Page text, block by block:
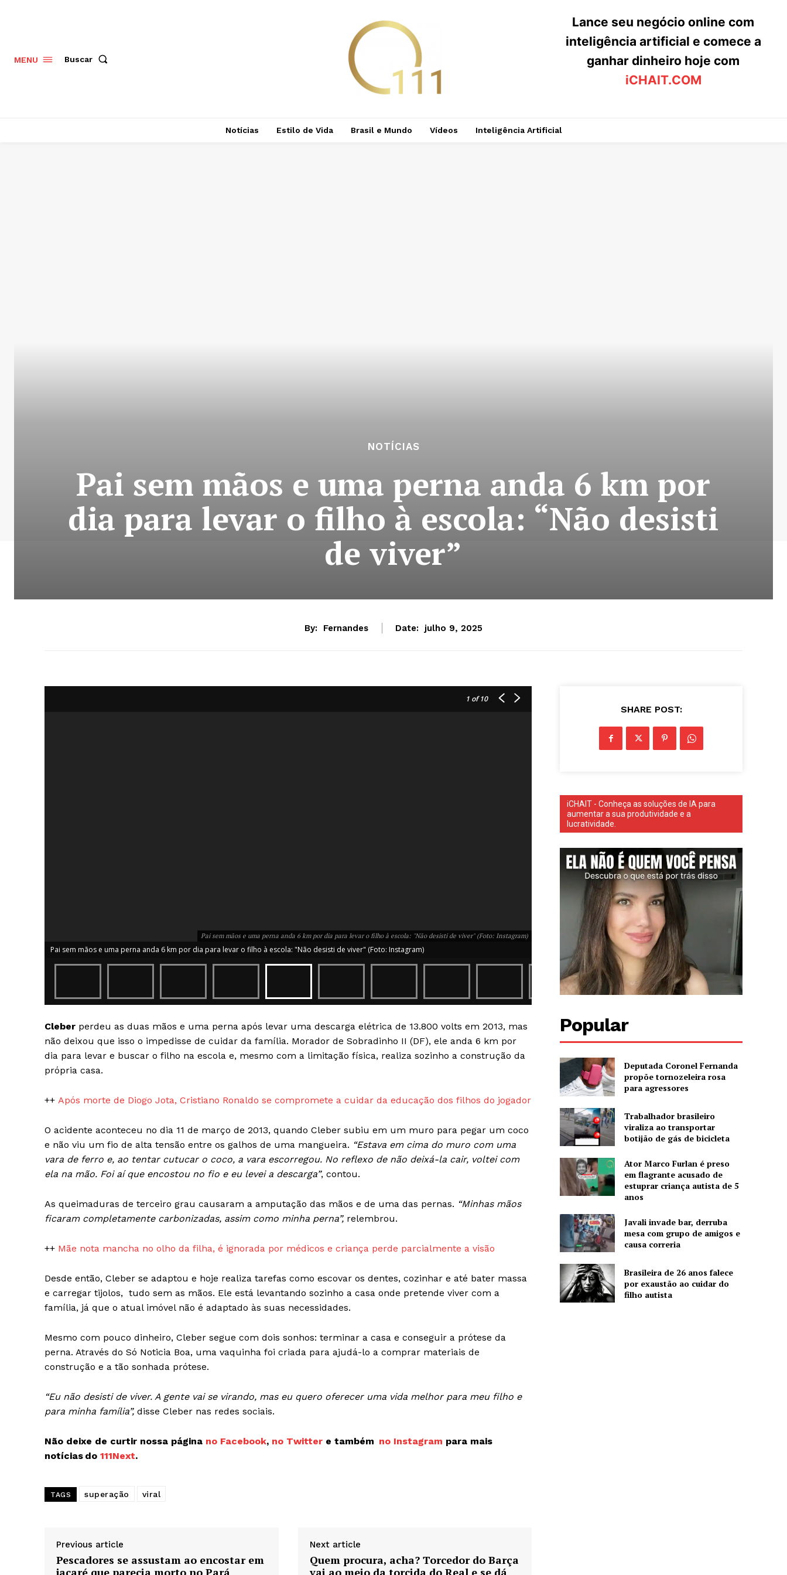
News Week
SUBSCRIBE NOW
Contato
Termos de Serviços
MENU Buscar
Lance seu negócio online com
inteligência artificial e comece a
ganhar dinheiro hoje com
iCHAIT.COM
Notícias Estilo de Vida Brasil e Mundo Vídeos Inteligência Artificial
NOTÍCIAS
Pai sem mãos e uma perna anda 6 km por
dia para levar o filho à escola: “Não desisti
de viver”
By: Fernandes Date: julho 9, 2025
1 of 10
Pai sem mãos e uma perna anda 6 km por dia para levar o filho à escola: "Não desisti de viver" (Foto: Instagram)
Pai sem mãos e uma perna anda 6 km por dia para levar o filho à escola: "Não desisti de viver" (Foto: Instagram)
Cleber perdeu as duas mãos e uma perna após uma descarga elétrica de
Cleber perdeu as duas mãos e uma perna após uma descarga elétrica
Reprodução/Instagram).
Cleber perdeu as duas mãos e uma perna após levar uma descarga elétrica de 13.800 volts em 2013, mas
não deixou que isso o impedisse de cuidar da família. Morador de Sobradinho II (DF), ele anda 6 km por
dia para levar e buscar o filho na escola e, mesmo com a limitação física, realiza sozinho a construção da
própria casa.
++ Após morte de Diogo Jota, Cristiano Ronaldo se compromete a cuidar da educação dos filhos do jogador
O acidente aconteceu no dia 11 de março de 2013, quando Cleber subiu em um muro para pegar um coco
e não viu um fio de alta tensão entre os galhos de uma mangueira. “Estava em cima do muro com uma
vara de ferro e, ao tentar cutucar o coco, a vara escorregou. No reflexo de não deixá-la cair, voltei com
ela na mão. Foi aí que encostou no fio e eu levei a descarga”, contou.
As queimaduras de terceiro grau causaram a amputação das mãos e de uma das pernas. “Minhas mãos
ficaram completamente carbonizadas, assim como minha perna”, relembrou.
++ Mãe nota mancha no olho da filha, é ignorada por médicos e criança perde parcialmente a visão
Desde então, Cleber se adaptou e hoje realiza tarefas como escovar os dentes, cozinhar e até bater massa
e carregar tijolos, tudo sem as mãos. Ele está levantando sozinho a casa onde pretende viver com a
família, já que o atual imóvel não é adaptado às suas necessidades.
Mesmo com pouco dinheiro, Cleber segue com dois sonhos: terminar a casa e conseguir a prótese da
perna. Através do Só Noticia Boa, uma vaquinha foi criada para ajudá-lo a comprar materiais de
construção e a tão sonhada prótese.
“Eu não desisti de viver. A gente vai se virando, mas eu quero oferecer uma vida melhor para meu filho e
para minha família”, disse Cleber nas redes sociais.
Não deixe de curtir nossa página no Facebook, no Twitter e também no Instagram para mais
notícias do 111Next.
TAGS superação viral
Previous article
Pescadores se assustam ao encostar em
Next article
Quem procura, acha? Torcedor do Barça
SHARE POST:
iCHAIT - Conheça as soluções de IA para
aumentar a sua produtividade e a
lucratividade.
Popular
Deputada Coronel Fernanda
propõe tornozeleira rosa
para agressores
Trabalhador brasileiro
viraliza ao transportar
botijão de gás de bicicleta
Ator Marco Furlan é preso
em flagrante acusado de
estuprar criança autista de 5
anos
Javali invade bar, derruba
mesa com grupo de amigos e
causa correria
Brasileira de 26 anos falece
por exaustão ao cuidar do
filho autista